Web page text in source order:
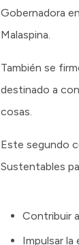
Gobernadora
Malaspina.
También se
destinado a
cosas.
Este segundo
Sustentables
Contribuir
Impulsar la